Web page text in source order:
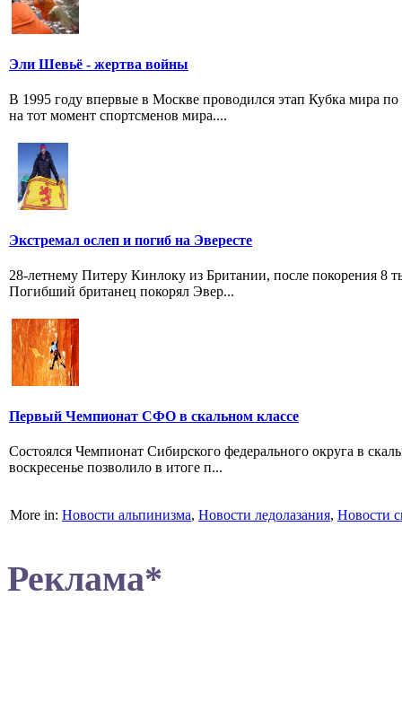
Эли Шевьё - жертва войны
В 1995 году впервые в Москве проводился этап Кубка мира
на тот момент спортсменов мира....
Экстремал ослеп и погиб на Эвересте
28-летнему Питеру Кинлоку из Британии, после покорения 8
Погибший британец покорял Эвер...
Первый Чемпионат СФО в скальном классе
Состоялся Чемпионат Сибирского федерального округа в
воскресенье позволило в итоге п...
More in: Новости альпинизма, Новости ледолазания, Новости
Реклама*